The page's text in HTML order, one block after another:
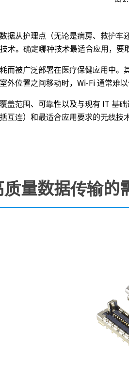
据从护理点（无论是病房、救护
术。确定哪种技术最适合应用，
而被广泛部署在医疗保健应用中。
外位置之间移动时，Wi-Fi 通常难以
盖范围、可靠性以及与现有 IT 基
互连）和最适合应用要求的无线技
量数据传输的